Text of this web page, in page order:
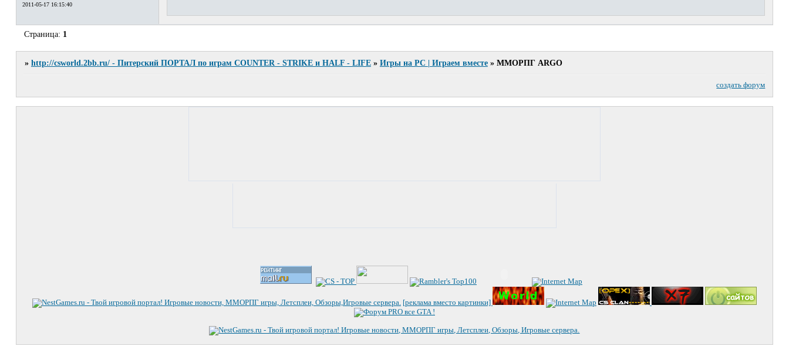
2011-05-17 16:15:40
Страница: 1
» http://csworld.2bb.ru/ - Питерский ПОРТАЛ по играм COUNTER - STRIKE и HALF - LIFE » Игры на PC | Играем вместе » ММОРПГ ARGO
создать форум
[реклама вместо картинки]